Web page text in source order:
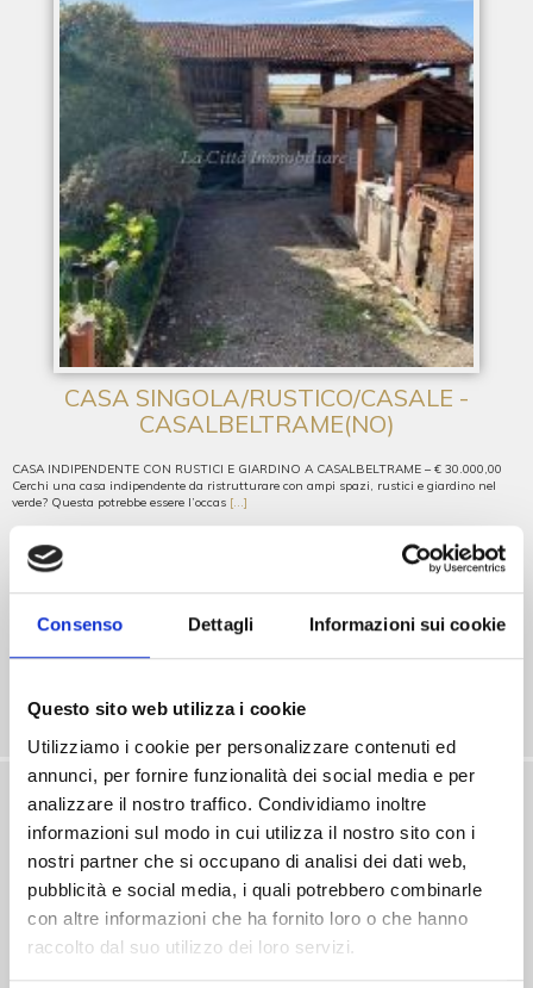
Consenso Dettagli Informazioni sui cookie
Questo sito web utilizza i cookie
Utilizziamo i cookie per personalizzare contenuti ed
annunci, per fornire funzionalità dei social media e per
analizzare il nostro traffico. Condividiamo inoltre
informazioni sul modo in cui utilizza il nostro sito con i
nostri partner che si occupano di analisi dei dati web,
pubblicità e social media, i quali potrebbero combinarle
con altre informazioni che ha fornito loro o che hanno
raccolto dal suo utilizzo dei loro servizi.
CASA SINGOLA/RUSTICO/CASALE -
CASALBELTRAME(NO)
CASA INDIPENDENTE CON RUSTICI E GIARDINO A CASALBELTRAME – € 30.000,00
Cerchi una casa indipendente da ristrutturare con ampi spazi, rustici e giardino nel
verde? Questa potrebbe essere l’occas [...]
Mq. 394
Rustico/Casale